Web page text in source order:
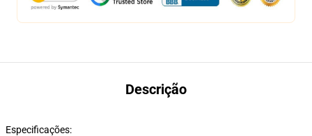
Descrição
Especificações: